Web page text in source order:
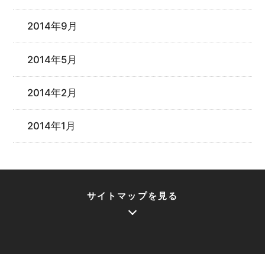
2014年9月
2014年5月
2014年2月
2014年1月
サイトマップを見る